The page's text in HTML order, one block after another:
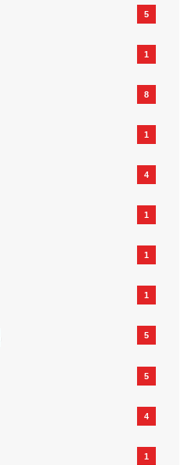
5
1
8
1
4
1
1
1
5
5
4
1